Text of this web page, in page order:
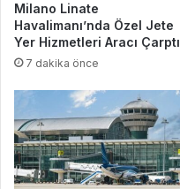
Milano Linate
Havalimanı’nda Özel Jete
Yer Hizmetleri Aracı Çarptı
7 dakika önce